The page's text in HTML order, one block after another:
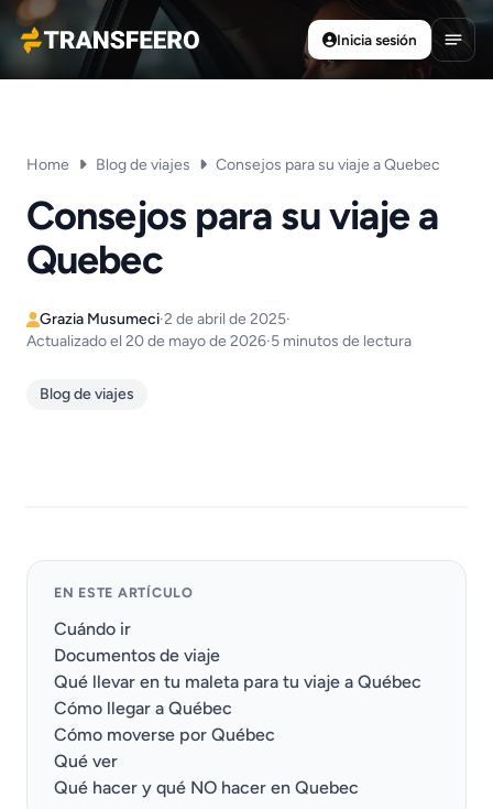
Transfeero
Inicia sesión
Home Blog de viajes Consejos para su viaje a Quebec
Consejos para su viaje a
Quebec
Grazia Musumeci·2 de abril de 2025·
Actualizado el 20 de mayo de 2026·5 minutos de lectura
Blog de viajes
EN ESTE ARTÍCULO
Cuándo ir
Documentos de viaje
Qué llevar en tu maleta para tu viaje a Québec
Cómo llegar a Québec
Cómo moverse por Québec
Qué ver
Qué hacer y qué NO hacer en Quebec